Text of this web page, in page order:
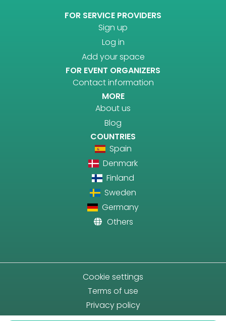
FOR SERVICE PROVIDERS
Sign up
Log in
Add your space
FOR EVENT ORGANIZERS
Contact information
MORE
About us
Blog
COUNTRIES
Spain
Denmark
Finland
Sweden
Germany
Others
Cookie settings
Terms of use
Privacy policy